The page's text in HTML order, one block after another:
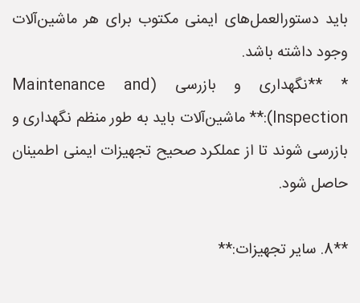
باید دستورالعمل‌های ایمنی مکتوب برای هر ماشین‌آلات
وجود داشته باشد.
* **نگهداری و بازرسی (Maintenance and
Inspection):** ماشین‌آلات باید به طور منظم نگهداری و
بازرسی شوند تا از عملکرد صحیح تجهیزات ایمنی اطمینان
حاصل شود.
**8. سایر تجهیزات:**